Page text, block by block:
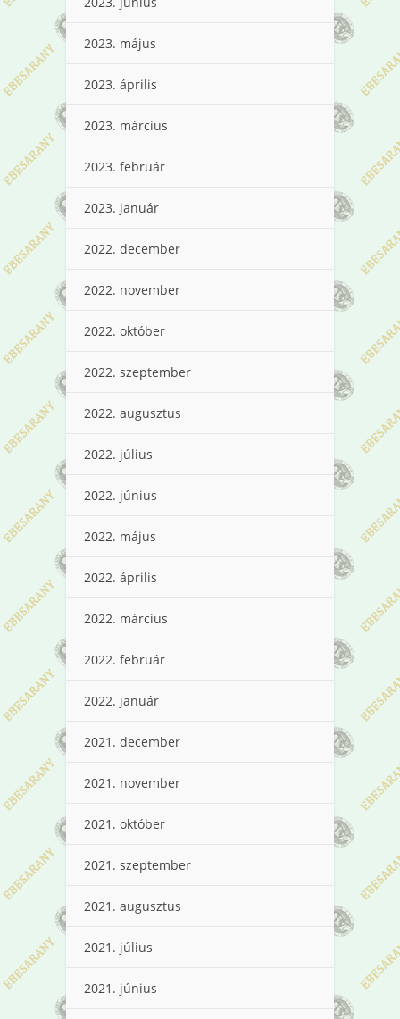
2023. május
2023. április
2023. március
2023. február
2023. január
2022. december
2022. november
2022. október
2022. szeptember
2022. augusztus
2022. július
2022. június
2022. május
2022. április
2022. március
2022. február
2022. január
2021. december
2021. november
2021. október
2021. szeptember
2021. augusztus
2021. július
2021. június